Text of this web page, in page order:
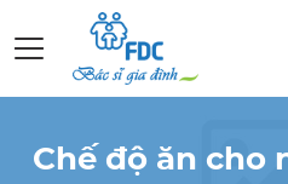
Chế độ ăn cho